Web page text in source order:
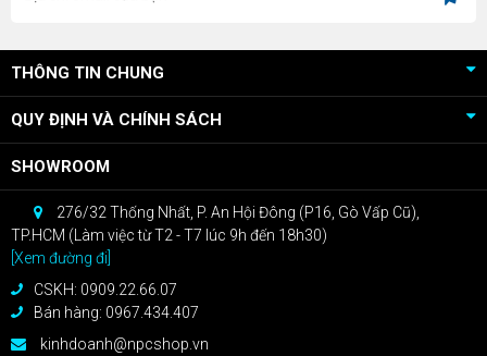
THÔNG TIN CHUNG
QUY ĐỊNH VÀ CHÍNH SÁCH
SHOWROOM
276/32 Thống Nhất, P. An Hội Đông (P16, Gò Vấp Cũ),
TP.HCM (Làm việc từ T2 - T7 lúc 9h đến 18h30)
[Xem đường đi]
CSKH: 0909.22.66.07
Bán hàng: 0967.434.407
kinhdoanh@npcshop.vn